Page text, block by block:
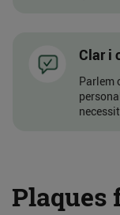
Clar i
Parlem
Plaques